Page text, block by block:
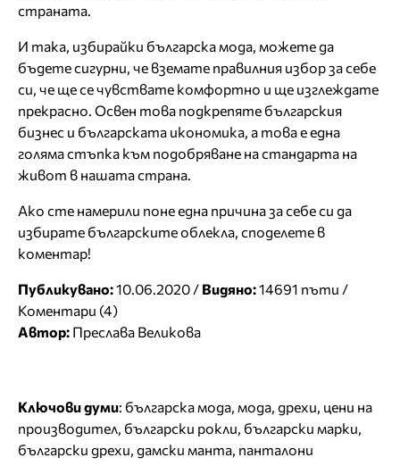
страната.
И така, избирайки българска мода, можете да
бъдете сигурни, че вземате правилния избор за себе
си, че ще се чувствате комфортно и ще изглеждате
прекрасно. Освен това подкрепяте българския
бизнес и българската икономика, а това е една
голяма стъпка към подобряване на стандарта на
живот в нашата страна.
Ако сте намерили поне една причина за себе си да
избирате българските облекла, споделете в
коментар!
Публикувано:10.06.2020 / Видяно:14691 пъти /
Коментари (4)
Автор: Преслава Великова
Ключови думи: българска мода мода дрехи цени на
производител български рокли български марки
български дрехи дамски манта панталони